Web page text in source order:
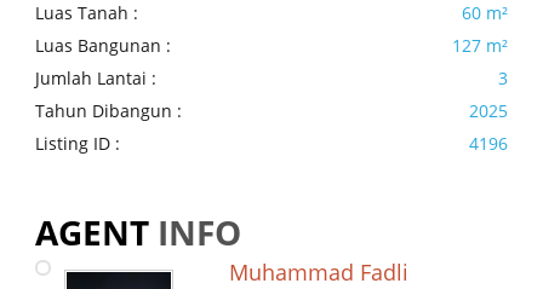
Luas Tanah :
60 m²
Luas Bangunan :
127 m²
Jumlah Lantai :
3
Tahun Dibangun :
2025
Listing ID :
4196
AGENTINFO
Muhammad Fadli